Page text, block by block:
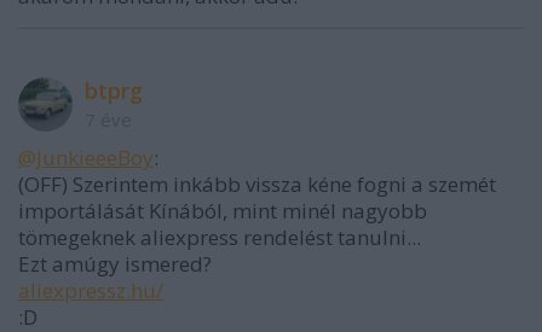
btprg
@JunkieeeBoy:
(OFF) Szerintem inkább vissza kéne fogni a szemét
importálását Kínából, mint minél nagyobb
tömegeknek aliexpress rendelést tanulni...
Ezt amúgy ismered?
aliexpressz.hu/
:D